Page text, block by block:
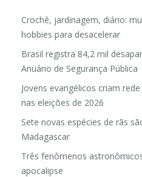
Crochê, jardinagem, diário:
hobbies para desacelerar
Brasil registra 84,2 mil
Anuário de Segurança Pública
Jovens evangélicos criam
nas eleições de 2026
Sete novas espécies de rãs
Madagascar
Três fenômenos
apocalipse